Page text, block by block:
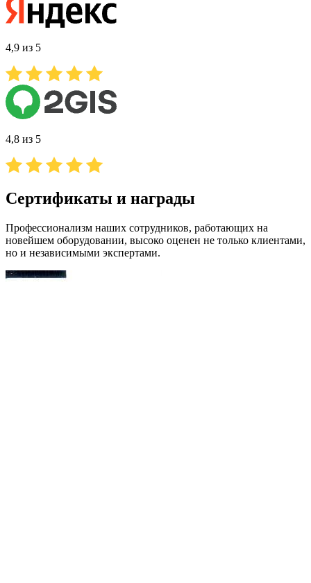
4,9 из 5
4,8 из 5
Сертификаты и награды
Профессионализм наших сотрудников, работающих на
новейшем оборудовании, высоко оценен не только клиентами,
но и независимыми экспертами.